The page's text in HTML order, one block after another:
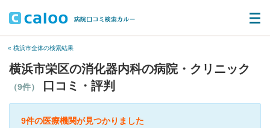
« 横浜市全体の検索結果
横浜市栄区の消化器内科の病院・クリニック
（9件） 口コミ・評判
9件の医療機関が見つかりました